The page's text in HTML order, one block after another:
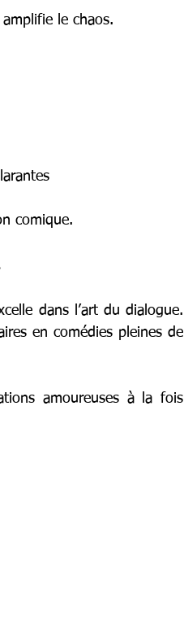
le chaos.
comique.
dans l’art du dialogue.
en comédies pleines de
amoureuses à la fois